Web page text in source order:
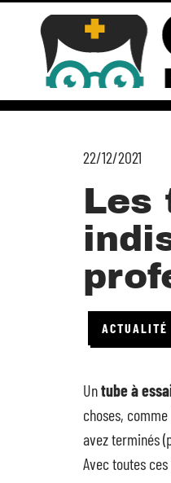
22/12/2021
Les
ACTUALITÉ
Untube à
choses,
avez terminés
Avec toutes